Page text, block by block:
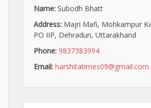
Name: Subodh Bhatt
Address: Majri Mafi, Mohkampur
PO IIP, Dehradun, Uttarakhand
Phone: 9837383994
Email: harshitatimes09@gmail.com